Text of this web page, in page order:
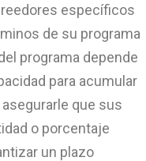
específicos
de su programa
programa depende
para acumular
que sus
o porcentaje
un plazo